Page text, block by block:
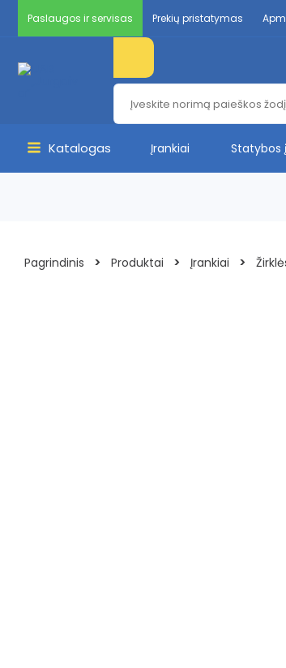
Paslaugos ir servisas Prekių pristatymas
Products
Katalogas Įrankiai Statybos
Pagrindinis > Produktai > Įrankiai >